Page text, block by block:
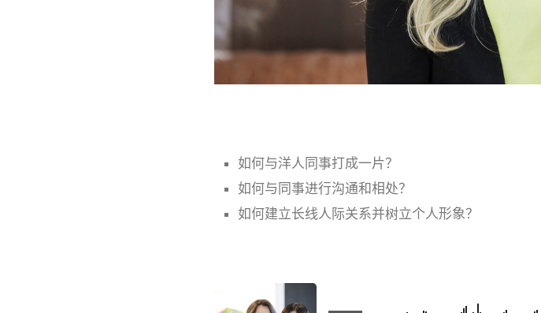
如何与洋人同事打成一片？
如何与同事进行沟通和相处？
如何建立长线人际关系并树立个人形象？